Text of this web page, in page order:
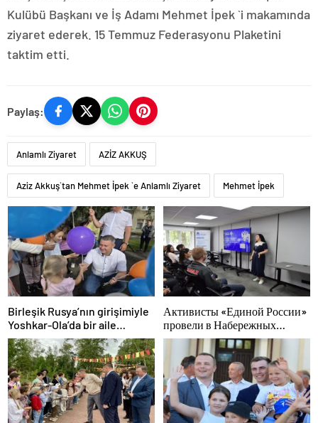
Kulübü Başkanı ve İş Adamı Mehmet İpek `i makamında
ziyaret ederek. 15 Temmuz Federasyonu Plaketini
taktim etti.
Paylaş:
Anlamlı Ziyaret AZİZ AKKUŞ
Aziz Akkuş`tan Mehmet İpek `e Anlamlı Ziyaret Mehmet İpek
Birleşik Rusya’nın girişimiyle
Yoshkar-Ola’da bir aile
festivali düzenlendi
Активисты «Единой России»
провели в Набережных
Челнах просветительские
мероприятия для молодых
специалистов КАМАЗа